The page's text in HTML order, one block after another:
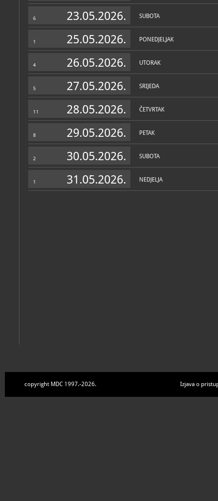
6 23.05.2026. SUBOTA
1 25.05.2026. PONEDJELJAK
4 26.05.2026. UTORAK
5 27.05.2026. SRIJEDA
11 28.05.2026. ČETVRTAK
8 29.05.2026. PETAK
2 30.05.2026. SUBOTA
1 31.05.2026. NEDJELJA
copyright MDC 1997.-2026. Izjava o